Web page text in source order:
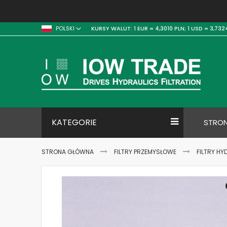
POLSKI KURSY WALUT: 1 EUR = 4,3010 PLN; 1 USD =
KATEGORIE
STRONA GŁÓWNA FILTRY PRZEMYSŁOWE FILTRY